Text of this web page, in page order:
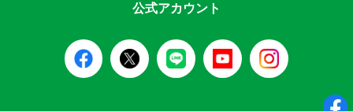
公式アカウント